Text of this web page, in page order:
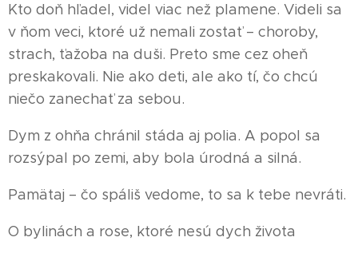
Kto doň hľadel, videl viac než plamene. Videli sa
v ňom veci, ktoré už nemali zostať – choroby,
strach, ťažoba na duši. Preto sme cez oheň
preskakovali. Nie ako deti, ale ako tí, čo chcú
niečo zanechať za sebou.
Dym z ohňa chránil stáda aj polia. A popol sa
rozsýpal po zemi, aby bola úrodná a silná.
Pamätaj – čo spáliš vedome, to sa k tebe nevráti.
O bylinách a rose, ktoré nesú dych života